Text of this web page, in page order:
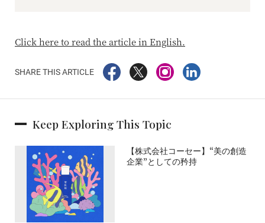
Click here to read the article in English.
SHARE THIS ARTICLE
Keep Exploring This Topic
【株式会社コーセー】“美の創造
企業”としての矜持